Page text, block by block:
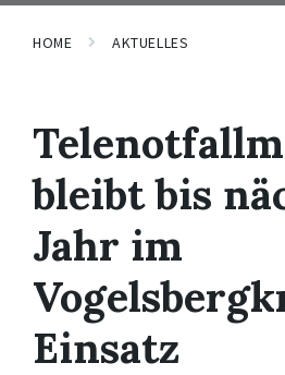
HOME AKTUELLES
bleibt bis
Jahr im
Einsatz